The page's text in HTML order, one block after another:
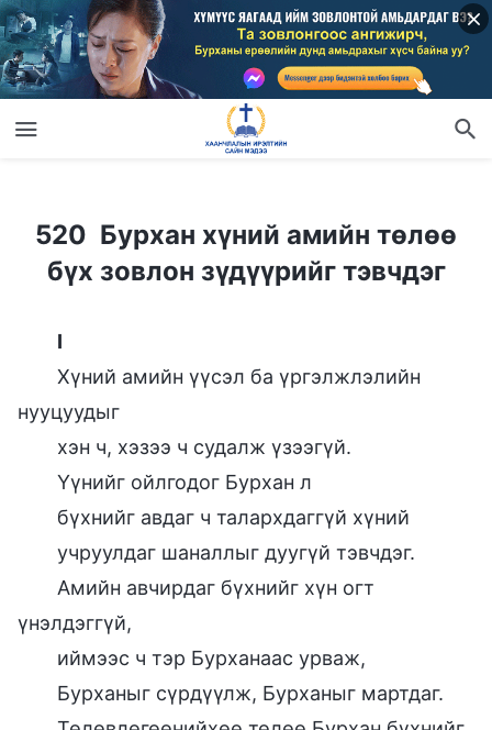
520 Бурхан хүний амийн төлөө
бүх зовлон зүдүүрийг тэвчдэг
I
Хүний амийн үүсэл ба үргэлжлэлийн
нууцуудыг
хэн ч, хэзээ ч судалж үзээгүй.
Үүнийг ойлгодог Бурхан л
бүхнийг авдаг ч талархдаггүй хүний
учруулдаг шаналлыг дуугүй тэвчдэг.
Амийн авчирдаг бүхнийг хүн огт
үнэлдэггүй,
иймээс ч тэр Бурханаас урваж,
Бурханыг сүрдүүлж, Бурханыг мартдаг.